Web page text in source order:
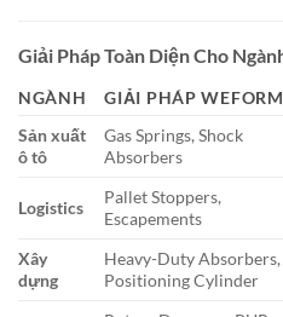
Giải Pháp Toàn Diện Cho
NGÀNH GIẢI PHÁP
Sản xuất
ô tô
Gas Springs, Shock
Absorbers
Logistics
Pallet Stoppers,
Escapements
Xây
dựng
Heavy-Duty Absorbers,
Positioning Cylinder